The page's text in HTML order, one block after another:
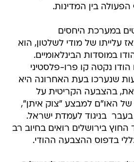
בין המדינות.
במערכת היחסים
עלייתו של מודי לשלטון, הוא
במוסדות הבינלאומיים.
נקטה קו פרו-פלסטיני
שנערכו בעת האחרונה היא
בהצבעה הקריטית על
האו"ם למבצע "צוק איתן",
 בניגוד לעמדת ישראל.
בירושלים רואים בחיוב רב
בדפוס ההצבעה ההודי.